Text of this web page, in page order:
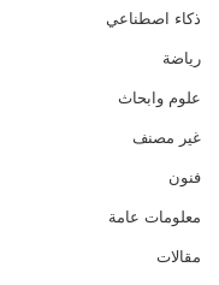
ذكاء اصطناعي
رياضة
علوم وابحاث
غير مصنف
فنون
معلومات عامة
مقالات